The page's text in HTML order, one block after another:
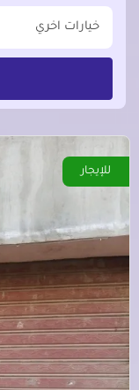
خيارات اخري
للإيجار